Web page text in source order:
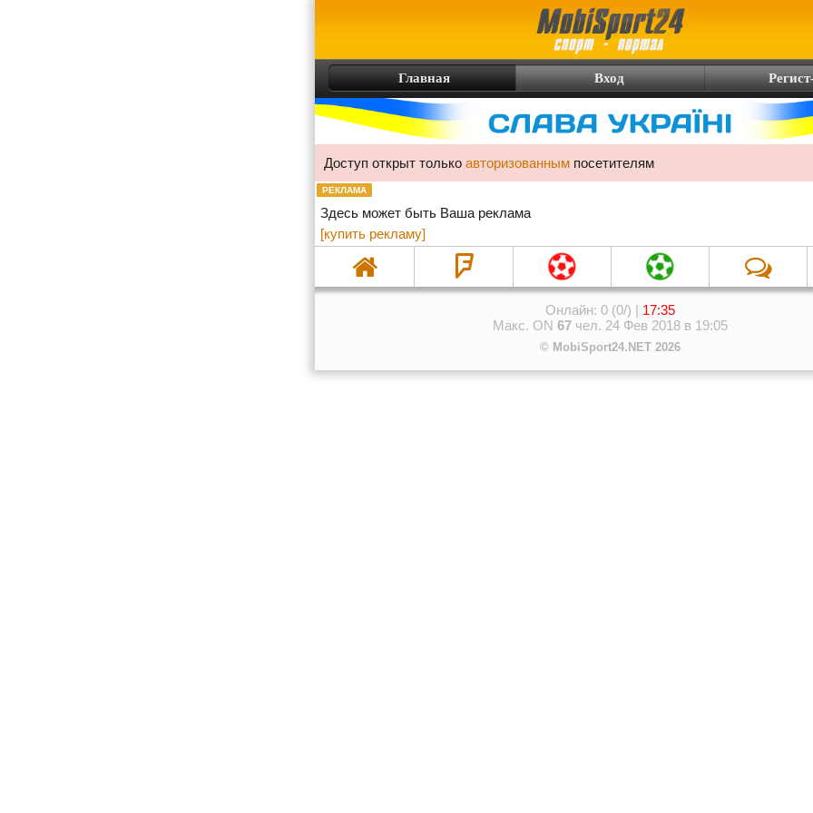
Главная Вход
Доступ открыт только авторизованным посетителям
РЕКЛАМА
Здесь может быть Ваша реклама
[купить рекламу]
Онлайн: 0 (0/) | 17:35
Макс. ON 67чел. 24 Фев 2018 в 19:05
© MobiSport24.NET 2026